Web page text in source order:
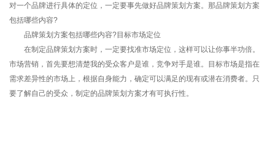
对一个品牌进行具体的定位，一定要事先做好品牌策划方案。那品牌策划方案
包括哪些内容?
品牌策划方案包括哪些内容?目标市场定位
在制定品牌策划方案时，一定要找准市场定位，这样可以让你事半功倍。
市场营销，首先要想清楚我的受众客户是谁，竞争对手是谁。目标市场是指在
需求差异性的市场上，根据自身能力，确定可以满足的现有或潜在消费者。只
要了解自己的受众，制定的品牌策划方案才有可执行性。